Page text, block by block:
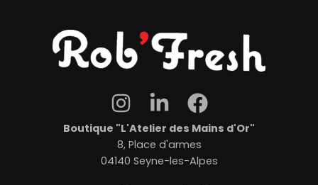
Boutique "L'Atelier des Mains d'Or"
8, Place d'armes
04140 Seyne-les-Alpes